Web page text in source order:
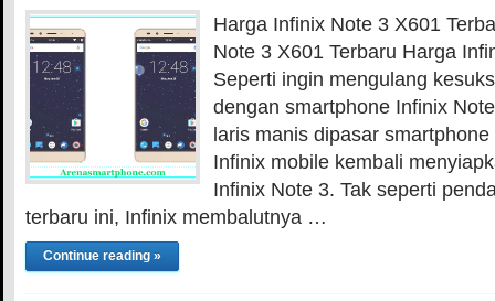
Harga Infinix Note 3 X601
Note 3 X601 Terbaru Harga
Seperti ingin mengulang
dengan smartphone Infinix
laris manis dipasar
Infinix mobile kembali
Infinix Note 3. Tak seperti
terbaru ini, Infinix membalutnya …
Continue reading »